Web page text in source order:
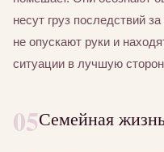
несут груз последствий
не опускают руки и
ситуации в лучшую
05Семейная